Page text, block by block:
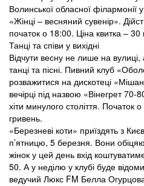
Волинської обласної філармонії
«Жінці – весняний сувенір».
початок о 18:00. Ціна квитка – 30
Танці та співи у вихідні
Відчути весну не лише на
танці та пісні. Пивний клуб
розважитися на дискотеці
вечірці під назвою «Вінегрет
хіти минулого століття. Початок
гривень.
«Березневі коти» приїздять з
п’ятницю, 5 березня. Вони
жінок у цей день вхід
50. А у неділю у клубі буде
ведучий Люкс FM Белла